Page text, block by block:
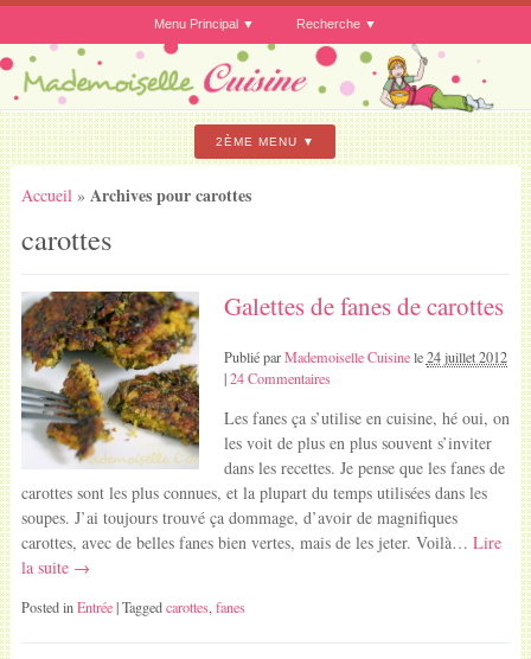
Menu Principal Recherche
2ÈME MENU
Accueil » Archives pour carottes
carottes
Galettes de fanes de carottes
Publié parMademoiselle Cuisinele24 juillet 2012
|24 Commentaires
Les fanes ça s’utilise en cuisine, hé oui, on
les voit de plus en plus souvent s’inviter
dans les recettes. Je pense que les fanes de
carottes sont les plus connues, et la plupart du temps utilisées dans les
soupes. J’ai toujours trouvé ça dommage, d’avoir de magnifiques
carottes, avec de belles fanes bien vertes, mais de les jeter. Voilà… Lire
la suite →
Posted inEntrée | Taggedcarottes, fanes